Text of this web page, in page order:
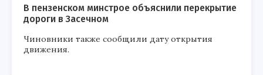
В пензенском минстрое объяснили перекрытие
дороги в Засечном
Чиновники также сообщили дату открытия
движения.